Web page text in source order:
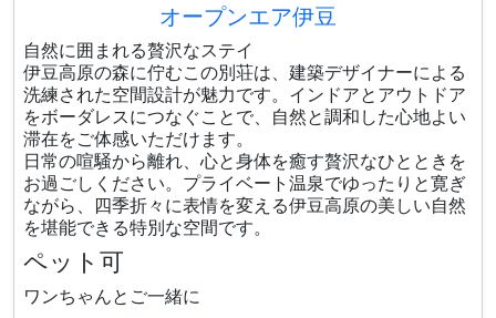
オープンエア伊豆
自然に囲まれる贅沢なステイ
伊豆高原の森に佇むこの別荘は、建築デザイナーによる
洗練された空間設計が魅力です。インドアとアウトドア
をボーダレスにつなぐことで、自然と調和した心地よい
滞在をご体感いただけます。
日常の喧騒から離れ、心と身体を癒す贅沢なひとときを
お過ごしください。プライベート温泉でゆったりと寛ぎ
ながら、四季折々に表情を変える伊豆高原の美しい自然
を堪能できる特別な空間です。
ペット可
ワンちゃんとご一緒に